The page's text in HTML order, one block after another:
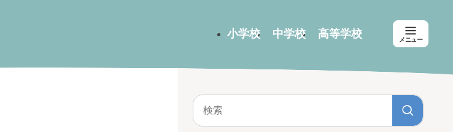
小学校 中学校 高等学校 メニュー